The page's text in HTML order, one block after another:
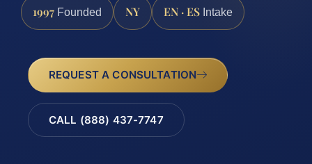
1997 Founded NY EN · ES Intake
REQUEST A CONSULTATION
CALL (888) 437-7747